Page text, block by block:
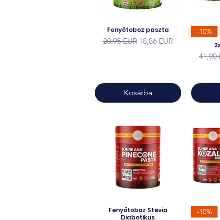
Fenyőtoboz paszta
Szokásos ár
20,95 EUR Akciós ár
18,86 EUR
Kosárba
-10%
41,90
Fenyőtoboz Stevia
Diabetikus
-10%